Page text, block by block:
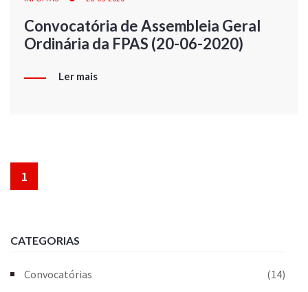
Convocatória de Assembleia Geral
Ordinária da FPAS (20-06-2020)
Ler mais
1
CATEGORIAS
Convocatórias
(14)